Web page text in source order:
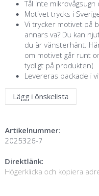
Tål inte
Motivet trycks i
Vi trycker motivet på
annars va? Du kan
du är vänsterhänt.
om motivet går runt
tydligt på produkten)
Levereras packade i
Lägg i önskelista
Artikelnummer:
2025326-7
Direktlänk:
Högerklicka och kopiera